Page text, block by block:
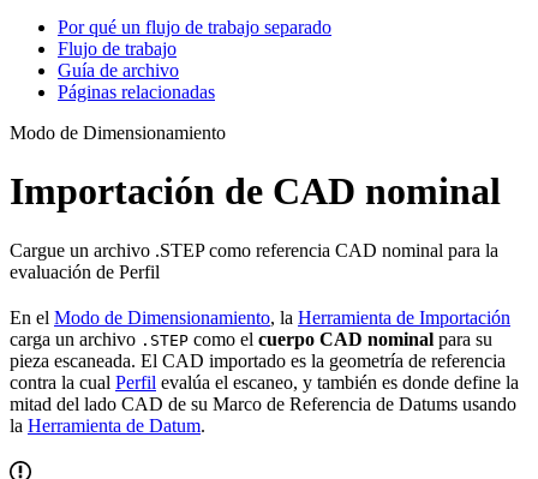
Por qué un flujo de trabajo separado
Flujo de trabajo
Guía de archivo
Páginas relacionadas
Modo de Dimensionamiento
Importación de CAD nominal
Cargue un archivo .STEP como referencia CAD nominal para la
evaluación de Perfil
En el Modo de Dimensionamiento, la Herramienta de Importación
carga un archivo .STEP como el cuerpo CAD nominal para su
pieza escaneada. El CAD importado es la geometría de referencia
contra la cual Perfil evalúa el escaneo, y también es donde define la
mitad del lado CAD de su Marco de Referencia de Datums usando
la Herramienta de Datum.